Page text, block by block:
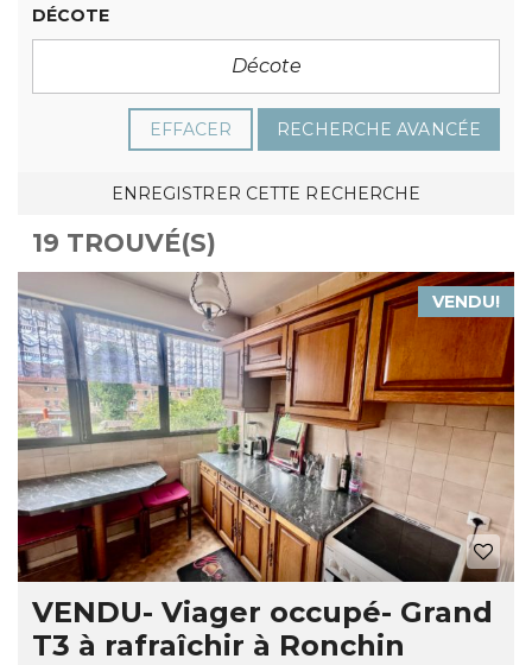
DÉCOTE
EFFACER RECHERCHE AVANCÉE
ENREGISTRER CETTE RECHERCHE
19 TROUVÉ(S)
VENDU!
VENDU- Viager occupé- Grand
T3 à rafraîchir à Ronchin